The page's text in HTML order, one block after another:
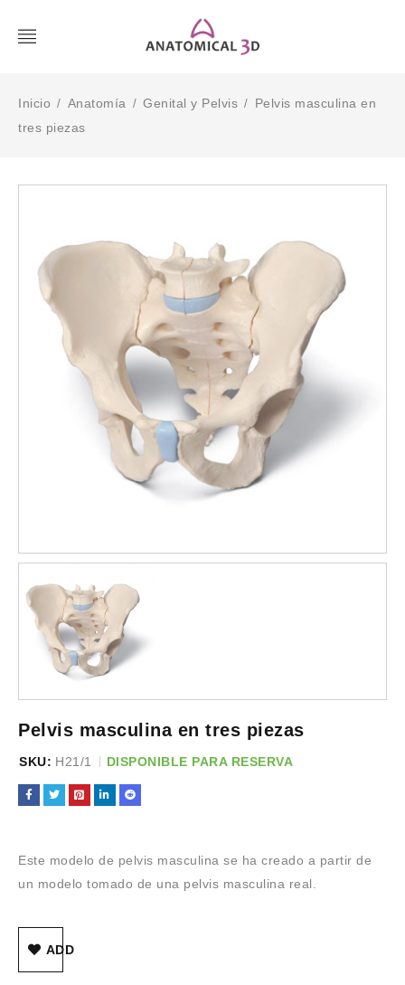
Inicio / Anatomía / Genital y Pelvis /
Pelvis masculina en
tres piezas
Pelvis masculina en tres piezas
SKU: H21/1 DISPONIBLE PARA RESERVA
Este modelo de pelvis masculina se ha creado a partir de
un modelo tomado de una pelvis masculina real.
ADD